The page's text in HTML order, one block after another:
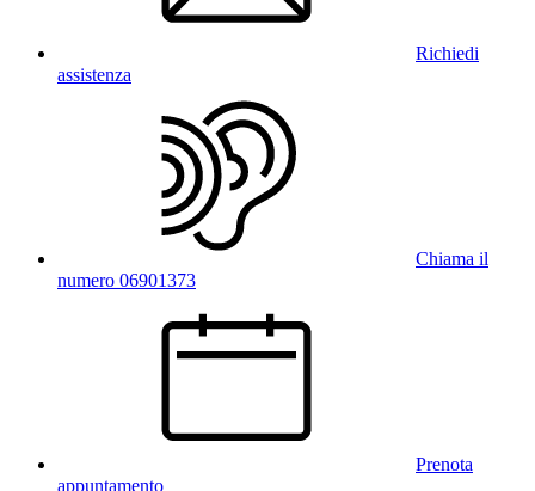
Richiedi
assistenza
Chiama il
numero 06901373
Prenota
appuntamento